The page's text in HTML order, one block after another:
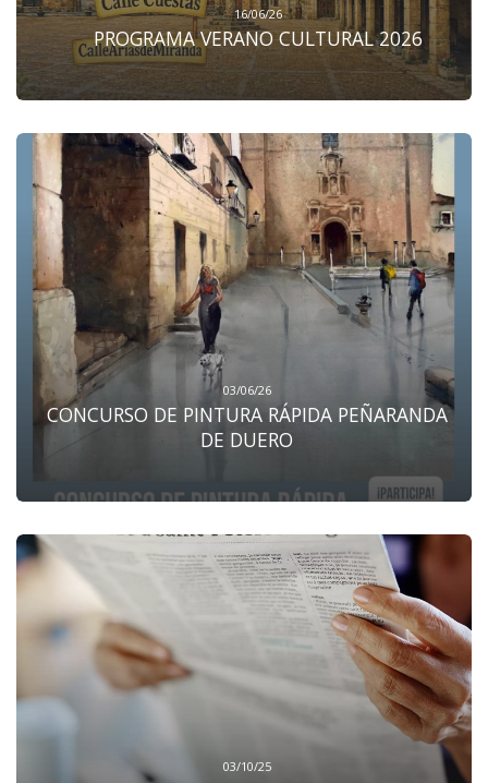
16/06/26
PROGRAMA VERANO CULTURAL 2026
03/06/26
CONCURSO DE PINTURA RÁPIDA PEÑARANDA
DE DUERO
03/10/25